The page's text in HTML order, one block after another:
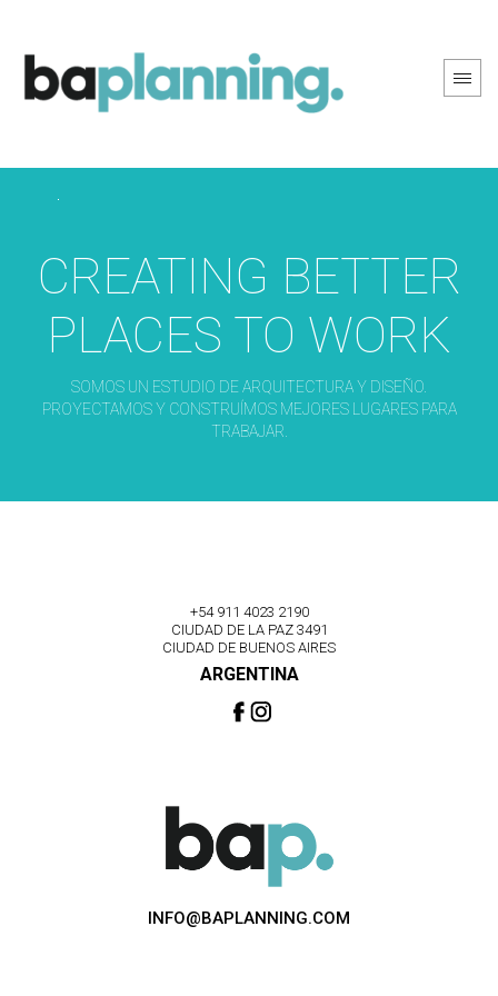
CREATING BETTER
PLACES TO WORK
SOMOS UN ESTUDIO DE ARQUITECTURA Y DISEÑO.
PROYECTAMOS Y CONSTRUÍMOS MEJORES LUGARES PARA
TRABAJAR.
+54 911 4023 2190
CIUDAD DE LA PAZ 3491
CIUDAD DE BUENOS AIRES
ARGENTINA
INFO@BAPLANNING.COM